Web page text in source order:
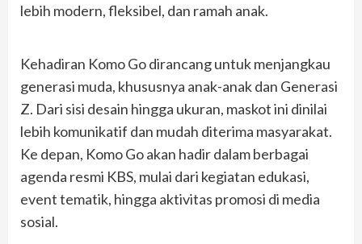
lebih modern, fleksibel, dan ramah anak.
Kehadiran Komo Go dirancang untuk menjangkau
generasi muda, khususnya anak-anak dan Generasi
Z. Dari sisi desain hingga ukuran, maskot ini dinilai
lebih komunikatif dan mudah diterima masyarakat.
Ke depan, Komo Go akan hadir dalam berbagai
agenda resmi KBS, mulai dari kegiatan edukasi,
event tematik, hingga aktivitas promosi di media
sosial.